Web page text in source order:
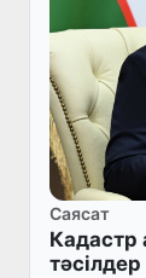
Саясат
Кадастр